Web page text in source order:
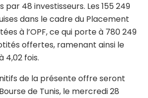
48 investisseurs. Les 155 249
dans le cadre du Placement
à l’OPF, ce qui porte à 780 249
offertes, ramenant ainsi le
4,02 fois.
de la présente offre seront
de Tunis, le mercredi 28